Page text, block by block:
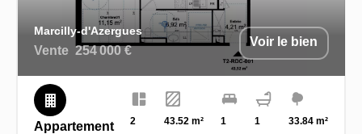
Marcilly-d'Azergues
Vente 254 000 €
Voir le bien
Appartement 2 43.52 m² 1 1 33.84 m²